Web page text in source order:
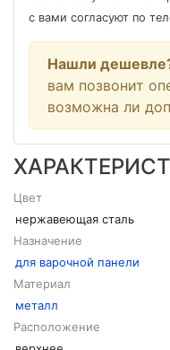
с вами согласуют по
Нашли
вам позвонит
возможна ли
Цвет
нержавеющая сталь
Назначение
для варочной панели
Материал
металл
Расположение